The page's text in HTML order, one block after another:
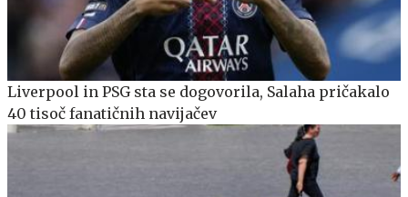
Liverpool in PSG sta se dogovorila, Salaha pričakalo
40 tisoč fanatičnih navijačev